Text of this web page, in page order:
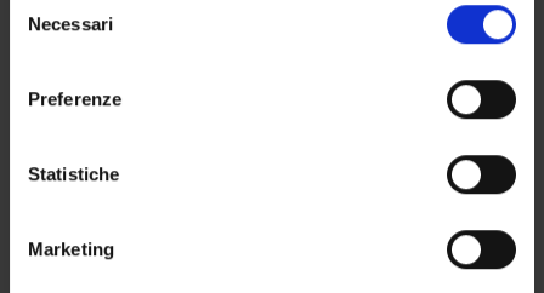
modificare o revocare il proprio consenso in qualsiasi
momento dalla Dichiarazione sui cookie o facendo clic
raccogliere informazioni sulla tua posizione
geografica, con un'approssimazione di qualche
Identificare il tuo dispositivo, scansionandolo
delNecessari
Preferenze
Statistiche
Marketing
BIBLIOTECHE
SPIN OFF E AZIENDE
Contatti